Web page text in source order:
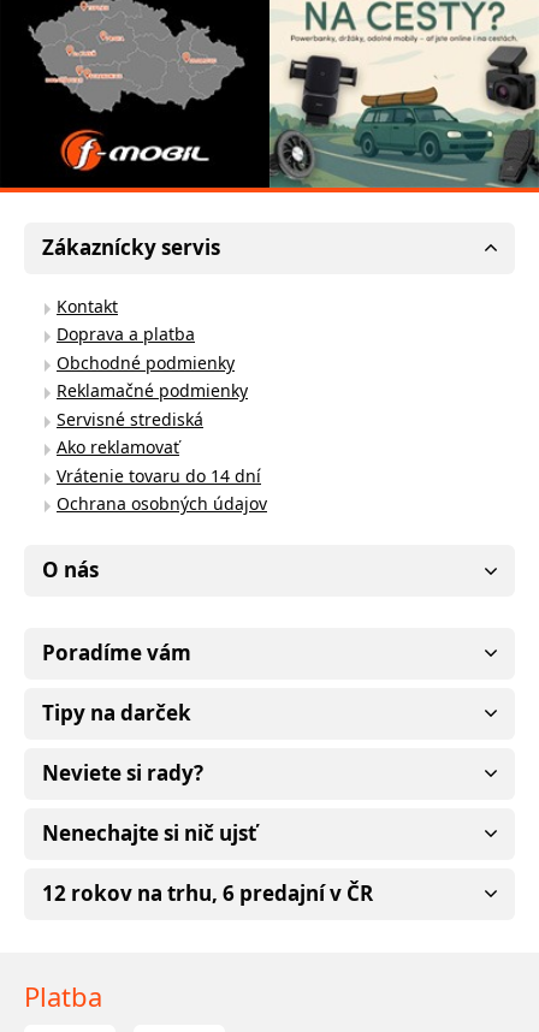
Zákaznícky servis
Kontakt
Doprava a platba
Obchodné podmienky
Reklamačné podmienky
Servisné strediská
Ako reklamovať
Vrátenie tovaru do 14 dní
Ochrana osobných údajov
O nás
Poradíme vám
Tipy na darček
Neviete si rady?
Nenechajte si nič ujsť
12 rokov na trhu, 6 predajní v ČR
Platba